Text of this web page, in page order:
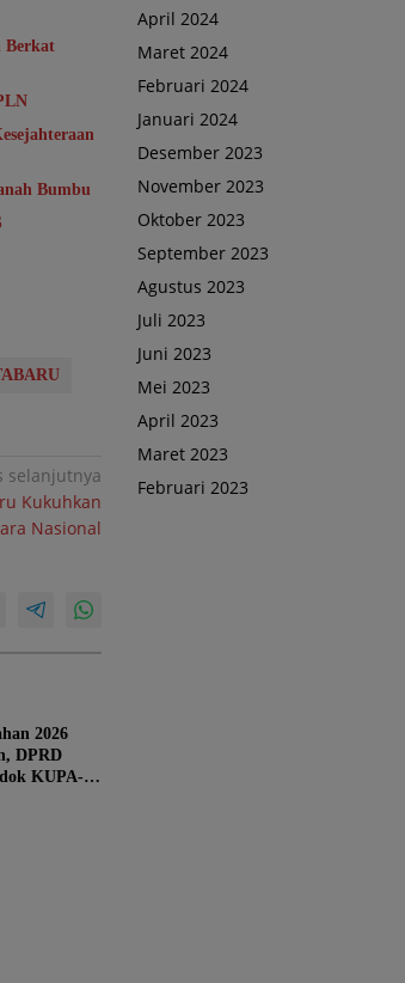
Berkat
Bumbu
selanjutnya
Kukuhkan
Nasional
2026
DPRD
KUPA-
April 2024
Maret 2024
Februari 2024
Januari 2024
Desember 2023
November 2023
Oktober 2023
September 2023
Agustus 2023
Juli 2023
Juni 2023
Mei 2023
April 2023
Maret 2023
Februari 2023